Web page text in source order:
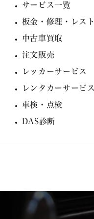
サービス一覧
板金・修理・レス
中古車買取
注文販売
レッカーサービス
レンタカーサービ
車検・点検
DAS診断